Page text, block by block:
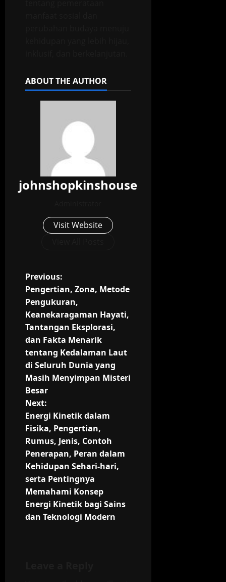
ABOUT THE AUTHOR
johnshopkinshouse
Visit Website
P
o
s
t
n
a
v
i
g
a
t
i
Previous:
Pengertian, Zona, Metode
Pengukuran,
Keanekaragaman Hayati,
Tantangan Eksplorasi,
dan Fakta Menarik
tentang Kedalaman Laut
di Seluruh Dunia yang
Masih Menyimpan Misteri
Besar
Next:
Energi Kinetik dalam
Fisika, Pengertian,
Rumus, Jenis, Contoh
Penerapan, Peran dalam
Kehidupan Sehari-hari,
serta Pentingnya
Memahami Konsep
Energi Kinetik bagi Sains
dan Teknologi Modern